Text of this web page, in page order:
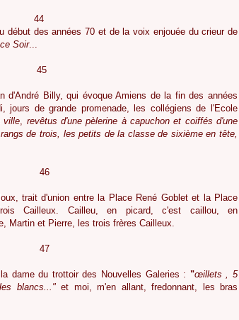
au pauvre.
début des années 70 et de la voix enjouée du crieur de
Soir...
d'André Billy, qui évoque Amiens de la fin des années
jours de grande promenade, les collégiens de l'Ecole
ville, revêtus d'une pèlerine à capuchon et coiffés d'une
de trois, les petits de la classe de sixième en tête,
trait d'union entre la Place René Goblet et la Place
Cailleux. Cailleu, en picard, c'est caillou, en
Martin et Pierre, les trois frères Cailleux.
dame du trottoir des Nouvelles Galeries : "œillets , 5
blancs..."et moi, m'en allant, fredonnant, les bras